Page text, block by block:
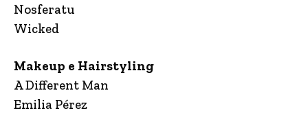
Nosferatu
Wicked
Makeup e Hairstyling
A Different Man
Emilia Pérez